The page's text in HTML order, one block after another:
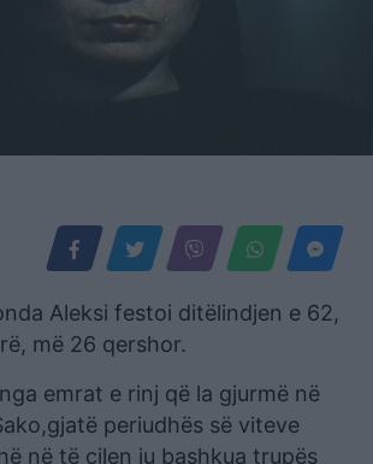
Aleksi festoi ditëlindjen e 62,
më 26 qershor.
emrat e rinj që la gjurmë në
periudhës së viteve
në të cilen ju bashkua trupës